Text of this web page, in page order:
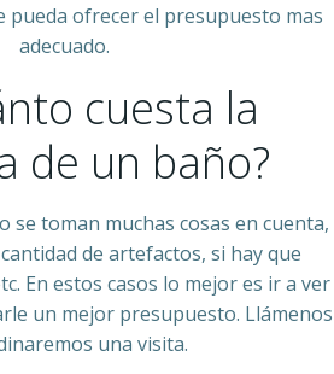
pueda ofrecer el presupuesto mas
adecuado.
cuesta la
de un baño?
se toman muchas cosas en cuenta,
de artefactos, si hay que
En estos casos lo mejor es ir a ver
un mejor presupuesto. Llámenos
una visita.